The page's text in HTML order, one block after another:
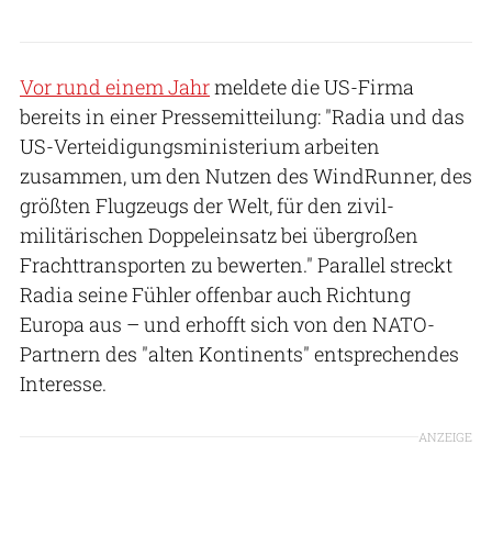
Vor rund einem Jahrmeldete die US-Firma
bereits in einer Pressemitteilung: "Radia und das
US-Verteidigungsministerium arbeiten
zusammen, um den Nutzen des WindRunner, des
größten Flugzeugs der Welt, für den zivil-
militärischen Doppeleinsatz bei übergroßen
Frachttransporten zu bewerten." Parallel streckt
Radia seine Fühler offenbar auch Richtung
Europa aus – und erhofft sich von den NATO-
Partnern des "alten Kontinents" entsprechendes
Interesse.
ANZEIGE